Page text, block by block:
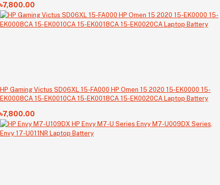
৳7,800.00
HP Gaming Victus SD06XL 15-FA000 HP Omen 15 2020 15-EK0000 15-
EK0008CA 15-EK0010CA 15-EK0018CA 15-EK0020CA Laptop Battery
৳7,800.00